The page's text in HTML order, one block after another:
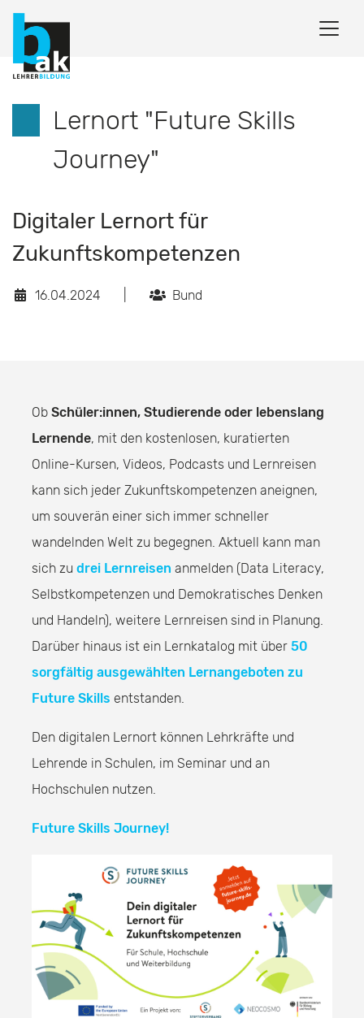
Lernort "Future Skills
Journey"
Digitaler Lernort für
Zukunftskompetenzen
16.04.2024 Bund
Ob Schüler:innen, Studierende oder lebenslang
Lernende, mit den kostenlosen, kuratierten
Online-Kursen, Videos, Podcasts und Lernreisen
kann sich jeder Zukunftskompetenzen aneignen,
um souverän einer sich immer schneller
wandelnden Welt zu begegnen. Aktuell kann man
sich zu drei Lernreisen anmelden (Data Literacy,
Selbstkompetenzen und Demokratisches Denken
und Handeln), weitere Lernreisen sind in Planung.
Darüber hinaus ist ein Lernkatalog mit über 50
sorgfältig ausgewählten Lernangeboten zu
Future Skills entstanden.
Den digitalen Lernort können Lehrkräfte und
Lehrende in Schulen, im Seminar und an
Hochschulen nutzen.
Future Skills Journey!